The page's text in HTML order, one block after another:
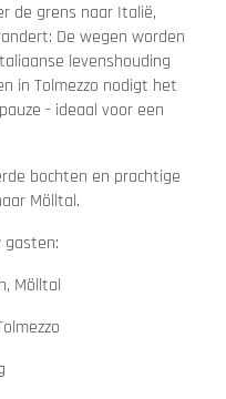
de grens naar Italië,
De wegen worden
levenshouding
in Tolmezzo nodigt het
- ideaal voor een
bochten en prachtige
Mölltal.
Mölltal